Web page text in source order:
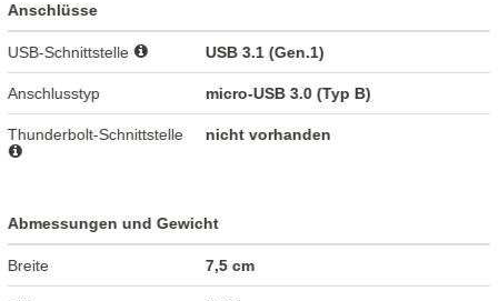
Anschlüsse
USB-Schnittstelle USB 3.1 (Gen.1)
Anschlusstyp micro-USB 3.0 (Typ B)
Thunderbolt-Schnittstelle nicht vorhanden
Abmessungen und Gewicht
Breite 7,5 cm